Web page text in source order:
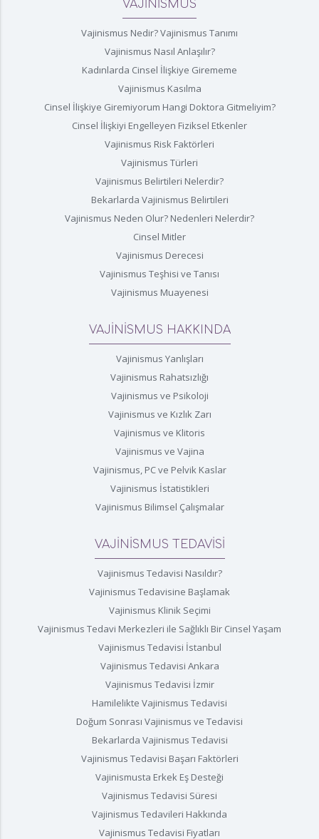
VAJİNİSMUS
Vajinismus Nedir? Vajinismus Tanımı
Vajinismus Nasıl Anlaşılır?
Kadınlarda Cinsel İlişkiye Girememe
Vajinismus Kasılma
Cinsel İlişkiye Giremiyorum Hangi Doktora Gitmeliyim?
Cinsel İlişkiyi Engelleyen Fiziksel Etkenler
Vajinismus Risk Faktörleri
Vajinismus Türleri
Vajinismus Belirtileri Nelerdir?
Bekarlarda Vajinismus Belirtileri
Vajinismus Neden Olur? Nedenleri Nelerdir?
Cinsel Mitler
Vajinismus Derecesi
Vajinismus Teşhisi ve Tanısı
Vajinismus Muayenesi
VAJİNİSMUS HAKKINDA
Vajinismus Yanlışları
Vajinismus Rahatsızlığı
Vajinismus ve Psikoloji
Vajinismus ve Kızlık Zarı
Vajinismus ve Klitoris
Vajinismus ve Vajina
Vajinismus, PC ve Pelvik Kaslar
Vajinismus İstatistikleri
Vajinismus Bilimsel Çalışmalar
VAJİNİSMUS TEDAVİSİ
Vajinismus Tedavisi Nasıldır?
Vajinismus Tedavisine Başlamak
Vajinismus Klinik Seçimi
Vajinismus Tedavi Merkezleri ile Sağlıklı Bir Cinsel Yaşam
Vajinismus Tedavisi İstanbul
Vajinismus Tedavisi Ankara
Vajinismus Tedavisi İzmir
Hamilelikte Vajinismus Tedavisi
Doğum Sonrası Vajinismus ve Tedavisi
Bekarlarda Vajinismus Tedavisi
Vajinismus Tedavisi Başarı Faktörleri
Vajinismusta Erkek Eş Desteği
Vajinismus Tedavisi Süresi
Vajinismus Tedavileri Hakkında
Vajinismus Tedavisi Fiyatları